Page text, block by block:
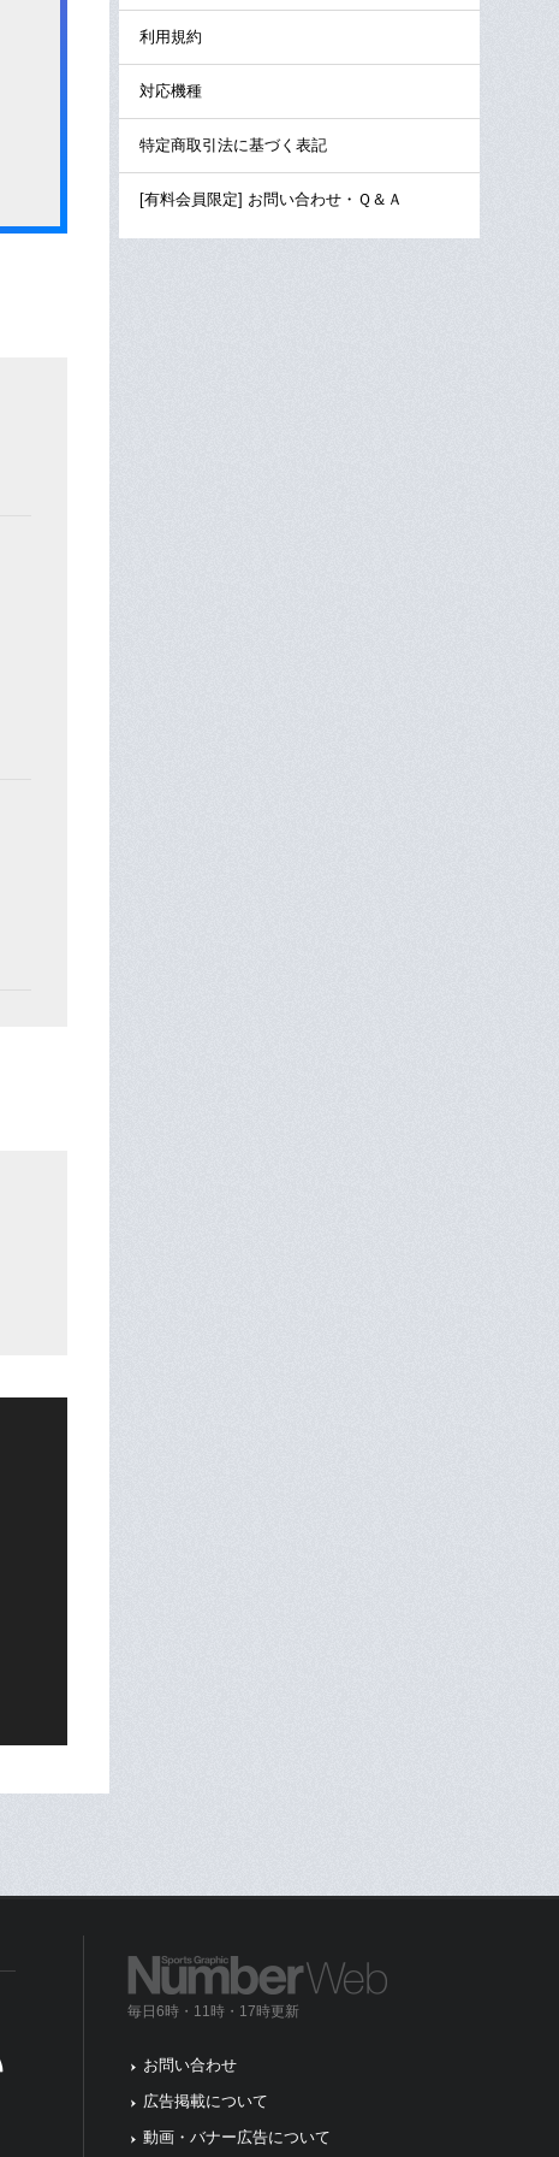
利用規約
対応機種
特定商取引法に基づく表記
[有料会員限定] お問い合わせ・Ｑ＆Ａ
毎日6時・11時・17時更新
お問い合わせ
広告掲載について
動画・バナー広告について